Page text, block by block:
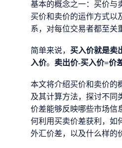
基本的概念之一：买价与
买价和卖价的运作方式以
系，对每位交易者都至关
简单来说， 买入价就是卖
入价。 卖出价-买入价=价
本文将介绍买价和卖价的
及其计算方法，探讨不同
价差能够反映哪些市场信
何利用买卖价差获利，如
外汇价差，以及什么样的